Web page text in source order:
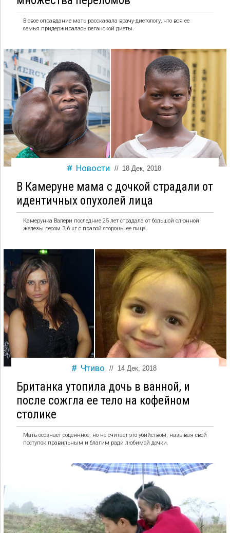
В свое оправдание мать рассказала врачу-диетологу, что вся ее
семья придерживалась веганской диеты.
Новости // 18 Дек, 2018
В Камеруне мама с дочкой страдали от
идентичных опухолей лица
Камерунка Валери последние 25 лет страдала от большой слюнной
железы весом 3,6 кг с правой стороны ее лица.
Чтиво // 14 Дек, 2018
Британка утопила дочь в ванной, и
после сожгла ее тело на кофейном
столике
Мать осознает содеянное, но не считает это убийством, называя свой
поступок правильным и благим ради любимой дочки.